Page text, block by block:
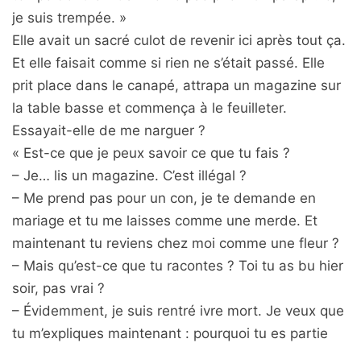
je suis trempée. »
Elle avait un sacré culot de revenir ici après tout ça.
Et elle faisait comme si rien ne s’était passé. Elle
prit place dans le canapé, attrapa un magazine sur
la table basse et commença à le feuilleter.
Essayait-elle de me narguer ?
« Est-ce que je peux savoir ce que tu fais ?
– Je… lis un magazine. C’est illégal ?
– Me prend pas pour un con, je te demande en
mariage et tu me laisses comme une merde. Et
maintenant tu reviens chez moi comme une fleur ?
– Mais qu’est-ce que tu racontes ? Toi tu as bu hier
soir, pas vrai ?
– Évidemment, je suis rentré ivre mort. Je veux que
tu m’expliques maintenant : pourquoi tu es partie